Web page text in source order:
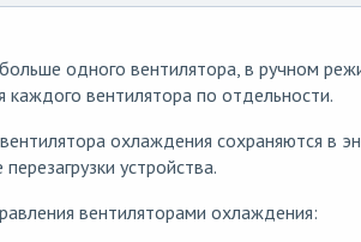
одного вентилятора, в ручном
каждого вентилятора по отдельности.
охлаждения сохраняются в
устройства.
вентиляторами охлаждения: